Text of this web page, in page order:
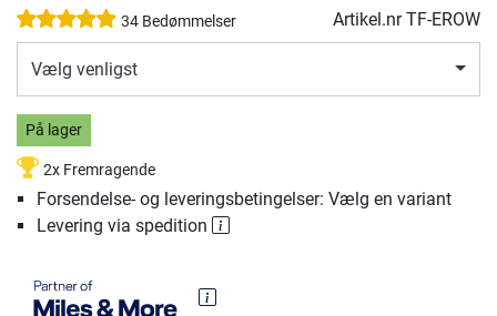
34 Bedømmelser Artikel.nrTF-EROW
Vælg venligst
På lager
2x Fremragende
Forsendelse- og leveringsbetingelser: Vælg en variant
Levering via spedition